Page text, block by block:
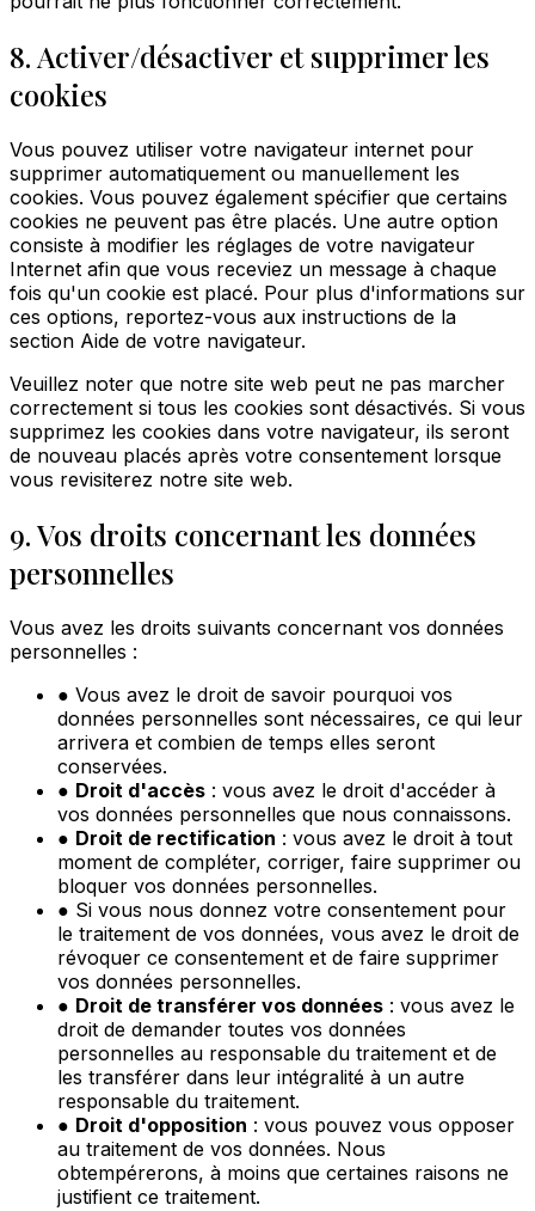
8. Activer/désactiver et supprimer les
cookies
Vous pouvez utiliser votre navigateur internet pour
supprimer automatiquement ou manuellement les
cookies. Vous pouvez également spécifier que certains
cookies ne peuvent pas être placés. Une autre option
consiste à modifier les réglages de votre navigateur
Internet afin que vous receviez un message à chaque
fois qu'un cookie est placé. Pour plus d'informations sur
ces options, reportez-vous aux instructions de la
section Aide de votre navigateur.
Veuillez noter que notre site web peut ne pas marcher
correctement si tous les cookies sont désactivés. Si vous
supprimez les cookies dans votre navigateur, ils seront
de nouveau placés après votre consentement lorsque
vous revisiterez notre site web.
9. Vos droits concernant les données
personnelles
Vous avez les droits suivants concernant vos données
personnelles :
● Vous avez le droit de savoir pourquoi vos
données personnelles sont nécessaires, ce qui leur
arrivera et combien de temps elles seront
conservées.
● Droit d'accès : vous avez le droit d'accéder à
vos données personnelles que nous connaissons.
● Droit de rectification : vous avez le droit à tout
moment de compléter, corriger, faire supprimer ou
bloquer vos données personnelles.
● Si vous nous donnez votre consentement pour
le traitement de vos données, vous avez le droit de
révoquer ce consentement et de faire supprimer
vos données personnelles.
● Droit de transférer vos données : vous avez le
droit de demander toutes vos données
personnelles au responsable du traitement et de
les transférer dans leur intégralité à un autre
responsable du traitement.
● Droit d'opposition : vous pouvez vous opposer
au traitement de vos données. Nous
obtempérerons, à moins que certaines raisons ne
justifient ce traitement.